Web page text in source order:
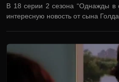
В 18 серии 2 сезона “Однажды в
интересную новость от сына